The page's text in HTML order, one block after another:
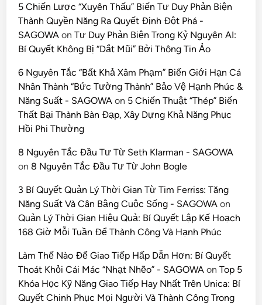
5 Chiến Lược “Xuyên Thấu” Biến Tư Duy Phản Biện
Thành Quyền Năng Ra Quyết Định Đột Phá -
SAGOWA onTư Duy Phản Biện Trong Kỷ Nguyên AI:
Bí Quyết Không Bị “Dắt Mũi” Bởi Thông Tin Ảo
6 Nguyên Tắc “Bất Khả Xâm Phạm” Biến Giới Hạn Cá
Nhân Thành “Bức Tường Thành” Bảo Vệ Hạnh Phúc &
Năng Suất - SAGOWA on 5 Chiến Thuật “Thép” Biến
Thất Bại Thành Bàn Đạp, Xây Dựng Khả Năng Phục
Hồi Phi Thường
8 Nguyên Tắc Đầu Tư Từ Seth Klarman - SAGOWA
on 8 Nguyên Tắc Đầu Tư Từ John Bogle
3 Bí Quyết Quản Lý Thời Gian Từ Tim Ferriss: Tăng
Năng Suất Và Cân Bằng Cuộc Sống - SAGOWA on
Quản Lý Thời Gian Hiệu Quả: Bí Quyết Lập Kế Hoạch
168 Giờ Mỗi Tuần Để Thành Công Và Hạnh Phúc
Làm Thế Nào Để Giao Tiếp Hấp Dẫn Hơn: Bí Quyết
Thoát Khỏi Cái Mác “Nhạt Nhẽo” - SAGOWA onTop 5
Khóa Học Kỹ Năng Giao Tiếp Hay Nhất Trên Unica: Bí
Quyết Chinh Phục Mọi Người Và Thành Công Trong